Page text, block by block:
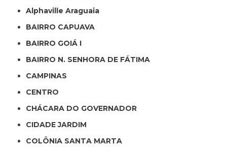
Alphaville Araguaia
BAIRRO CAPUAVA
BAIRRO GOIÁ I
BAIRRO N. SENHORA DE FÁTIMA
CAMPINAS
CENTRO
CHÁCARA DO GOVERNADOR
CIDADE JARDIM
COLÔNIA SANTA MARTA